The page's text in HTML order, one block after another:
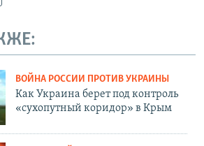
ВОЙНА РОССИИ ПРОТИВ УКРАИНЫ
Как Украина берет под контроль
«сухопутный коридор» в Крым